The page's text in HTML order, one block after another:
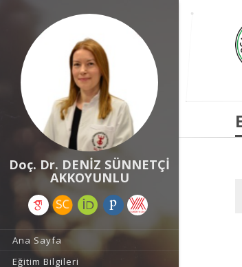
Doç. Dr. DENİZ SÜNNETÇİ
AKKOYUNLU
Ana Sayfa
Eğitim Bilgileri